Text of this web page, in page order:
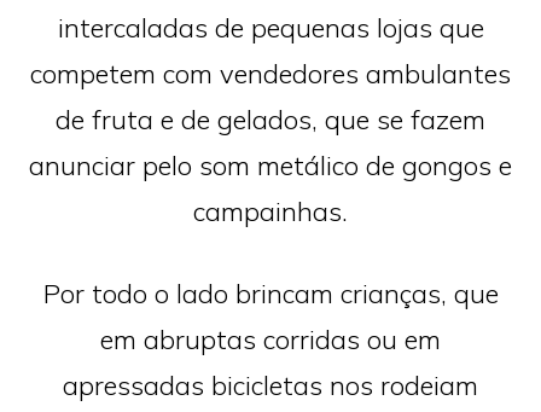
intercaladas de pequenas lojas que
competem com vendedores ambulantes
de fruta e de gelados, que se fazem
anunciar pelo som metálico de gongos e
campainhas.
Por todo o lado brincam crianças, que
em abruptas corridas ou em
apressadas bicicletas nos rodeiam